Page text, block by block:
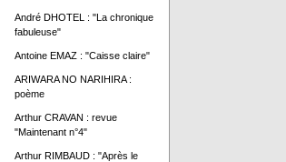
André DHOTEL : "La chronique
fabuleuse"
Antoine EMAZ : "Caisse claire"
ARIWARA NO NARIHIRA :
poème
Arthur CRAVAN : revue
"Maintenant n°4"
Arthur RIMBAUD : "Après le